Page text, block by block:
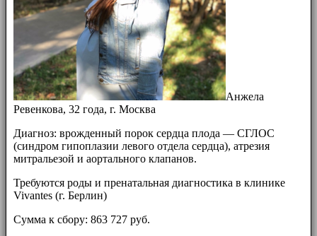
Анжела
Ревенкова, 32 года, г. Москва
Диагноз: врожденный порок сердца плода — СГЛОС
(синдром гипоплазии левого отдела сердца), атрезия
митральезой и аортального клапанов.
Требуются роды и пренатальная диагностика в клинике
Vivantes (г. Берлин)
Сумма к сбору: 863 727 руб.